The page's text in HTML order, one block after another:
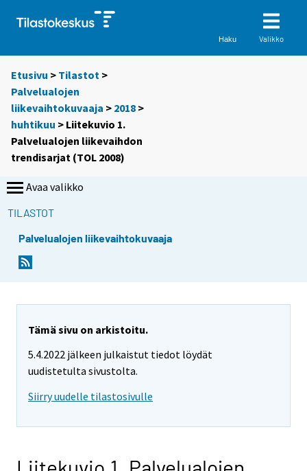
Haku Valikko
Etusivu > Tilastot >
Palvelualojen
liikevaihtokuvaaja > 2018 >
huhtikuu > Liitekuvio 1.
Palvelualojen liikevaihdon
trendisarjat (TOL 2008)
Avaa valikko
TILASTOT
Palvelualojen liikevaihtokuvaaja
Tämä sivu on arkistoitu.
5.4.2022 jälkeen julkaistut tiedot löydät
uudistetulta sivustolta.
Siirry uudelle tilastosivulle